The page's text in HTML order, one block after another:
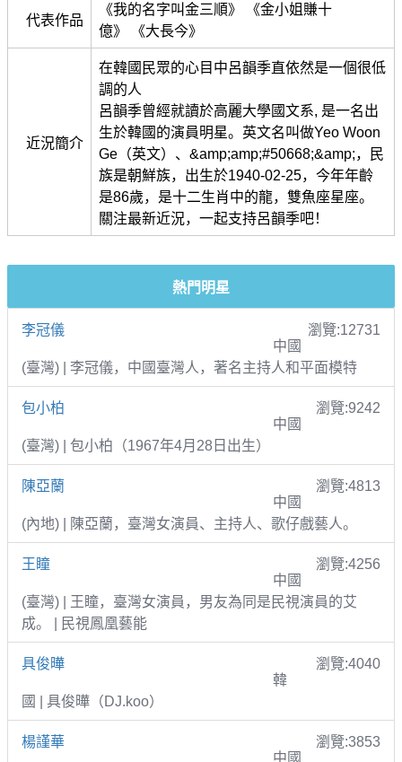
代表作品
《我的名字叫金三順》 《金小姐賺十
億》 《大長今》
近況簡介
在韓國民眾的心目中呂韻季直依然是一個很低
調的人
呂韻季曾經就讀於高麗大學國文系, 是一名出
生於韓國的演員明星。英文名叫做Yeo Woon
Ge（英文）、&amp;amp;#50668;&amp;，民
族是朝鮮族，出生於1940-02-25，今年年齡
是86歲，是十二生肖中的龍，雙魚座星座。
關注最新近況，一起支持呂韻季吧！
熱門明星
李冠儀
瀏覽:12731
中國
(臺灣) | 李冠儀，中國臺灣人，著名主持人和平面模特
包小柏
瀏覽:9242
中國
(臺灣) | 包小柏（1967年4月28日出生）
陳亞蘭
瀏覽:4813
中國
(內地) | 陳亞蘭，臺灣女演員、主持人、歌仔戲藝人。
王瞳
瀏覽:4256
中國
(臺灣) | 王瞳，臺灣女演員，男友為同是民視演員的艾
成。 | 民視鳳凰藝能
具俊曄
瀏覽:4040
韓
國 | 具俊曄（DJ.koo）
楊謹華
瀏覽:3853
中國